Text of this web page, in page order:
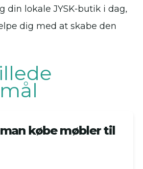
din lokale JYSK-butik i dag,
dig med at skabe den
købe møbler til